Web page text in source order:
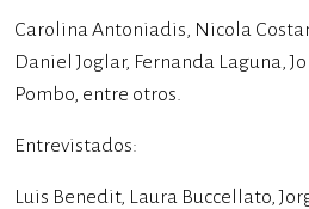
Carolina Antoniadis, Nicola
Daniel Joglar, Fernanda Laguna,
Pombo, entre otros.
Entrevistados:
Luis Benedit, Laura Buccellato,